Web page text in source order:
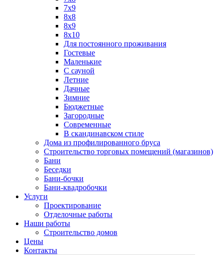
7х9
8х8
8х9
8х10
Для постоянного проживания
Гостевые
Маленькие
С сауной
Летние
Дачные
Зимние
Бюджетные
Загородные
Современные
В скандинавском стиле
Дома из профилированного бруса
Строительство торговых помещений (магазинов)
Бани
Беседки
Бани-бочки
Бани-квадробочки
Услуги
Проектирование
Отделочные работы
Наши работы
Строительство домов
Цены
Контакты